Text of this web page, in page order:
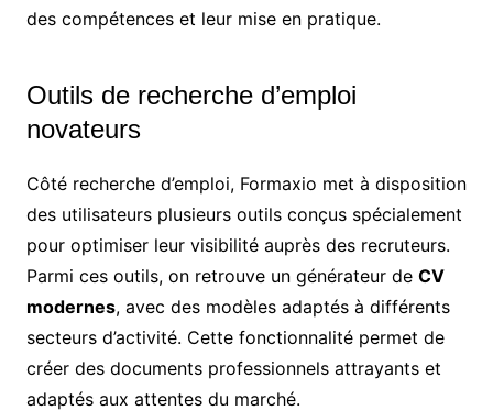
des compétences et leur mise en pratique.
Outils de recherche d’emploi
novateurs
Côté recherche d’emploi, Formaxio met à disposition
des utilisateurs plusieurs outils conçus spécialement
pour optimiser leur visibilité auprès des recruteurs.
Parmi ces outils, on retrouve un générateur de CV
modernes, avec des modèles adaptés à différents
secteurs d’activité. Cette fonctionnalité permet de
créer des documents professionnels attrayants et
adaptés aux attentes du marché.